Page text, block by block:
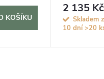
KOŠÍKU
2 135 Kč
Skladem
10 dní>20